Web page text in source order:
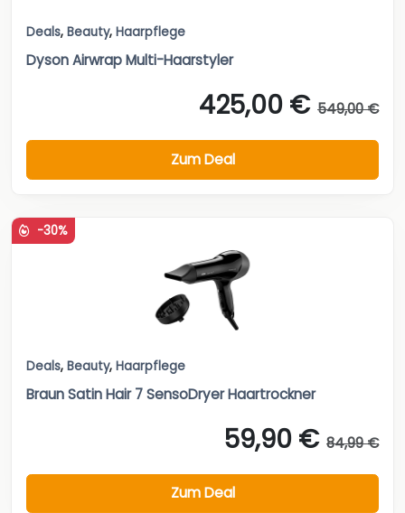
Deals, Beauty, Haarpflege
Dyson Airwrap Multi-Haarstyler
425,00 € 549,00 €
Zum Deal
-30%
Deals, Beauty, Haarpflege
Braun Satin Hair 7 SensoDryer Haartrockner
59,90 € 84,99 €
Zum Deal